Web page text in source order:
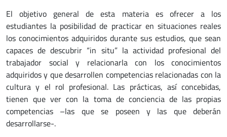
El objetivo general de esta materia es ofrecer a los
estudiantes la posibilidad de practicar en situaciones reales
los conocimientos adquiridos durante sus estudios, que sean
capaces de descubrir “in situ” la actividad profesional del
trabajador social y relacionarla con los conocimientos
adquiridos y que desarrollen competencias relacionadas con la
cultura y el rol profesional. Las prácticas, así concebidas,
tienen que ver con la toma de conciencia de las propias
competencias –las que se poseen y las que deberán
desarrollarse-.